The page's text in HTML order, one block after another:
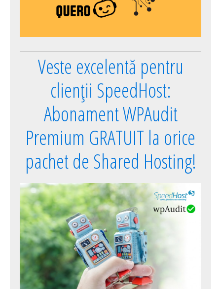
Veste excelentă pentru
clienții SpeedHost:
Abonament WPAudit
Premium GRATUIT la orice
pachet de Shared Hosting!